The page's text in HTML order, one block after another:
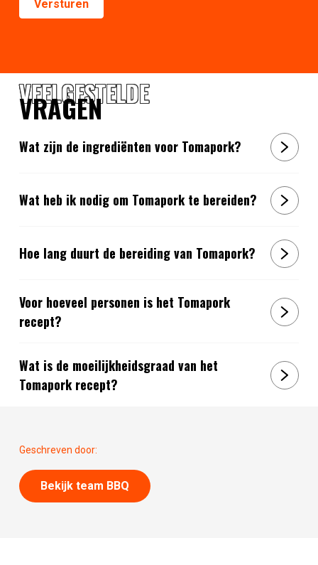
VEELGESTELDE
VRAGEN
Wat zijn de ingrediënten voor Tomapork?
Wat heb ik nodig om Tomapork te bereiden?
Hoe lang duurt de bereiding van Tomapork?
Voor hoeveel personen is het Tomapork
recept?
Wat is de moeilijkheidsgraad van het
Tomapork recept?
Geschreven door:
Bekijk team BBQ